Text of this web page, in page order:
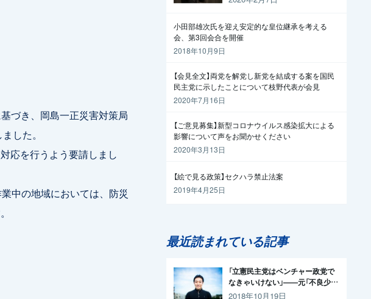
づき、岡島一正災害対策局
した。
応を行うよう要請しまし
中の地域においては、防災
で引きずり下ろそう」杉尾議員
小田部雄次氏を迎え安定的な皇位継承を考える
会、第3回会合を開催
2018年10月9日
【会見全文】両党を解党し新党を結成する案を国民
民主党に示したことについて枝野代表が会見
2020年7月16日
【ご意見募集】新型コロナウイルス感染拡大による
影響について声をお聞かせください
2020年3月13日
【絵で見る政策】セクハラ禁止法案
2019年4月25日
最近読まれている記事
「立憲民主党はベンチャー政党で
なきゃいけない」——元「不良少
年」の起業家が政治家になった理
2018年10月19日